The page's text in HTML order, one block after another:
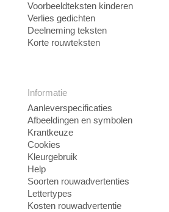
Voorbeeldteksten kinderen
Verlies gedichten
Deelneming teksten
Korte rouwteksten
Informatie
Aanleverspecificaties
Afbeeldingen en symbolen
Krantkeuze
Cookies
Kleurgebruik
Help
Soorten rouwadvertenties
Lettertypes
Kosten rouwadvertentie